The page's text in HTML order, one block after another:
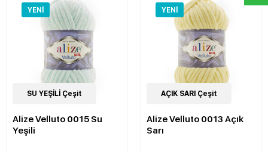
YENI
52Çeşit
SU YEŞİLİ Çeşit
Alize Velluto 0015 Su
Yeşili
YENI
52Çeşit
AÇIK SARI Çeşit
Alize Velluto 0013 Açık
Sarı